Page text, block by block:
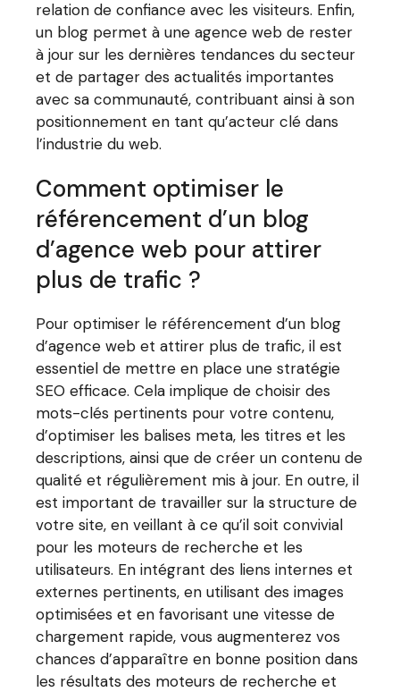
relation de confiance avec les visiteurs. Enfin,
un blog permet à une agence web de rester
à jour sur les dernières tendances du secteur
et de partager des actualités importantes
avec sa communauté, contribuant ainsi à son
positionnement en tant qu’acteur clé dans
l’industrie du web.
Comment optimiser le
référencement d’un blog
d’agence web pour attirer
plus de trafic ?
Pour optimiser le référencement d’un blog
d’agence web et attirer plus de trafic, il est
essentiel de mettre en place une stratégie
SEO efficace. Cela implique de choisir des
mots-clés pertinents pour votre contenu,
d’optimiser les balises meta, les titres et les
descriptions, ainsi que de créer un contenu de
qualité et régulièrement mis à jour. En outre, il
est important de travailler sur la structure de
votre site, en veillant à ce qu’il soit convivial
pour les moteurs de recherche et les
utilisateurs. En intégrant des liens internes et
externes pertinents, en utilisant des images
optimisées et en favorisant une vitesse de
chargement rapide, vous augmenterez vos
chances d’apparaître en bonne position dans
les résultats des moteurs de recherche et